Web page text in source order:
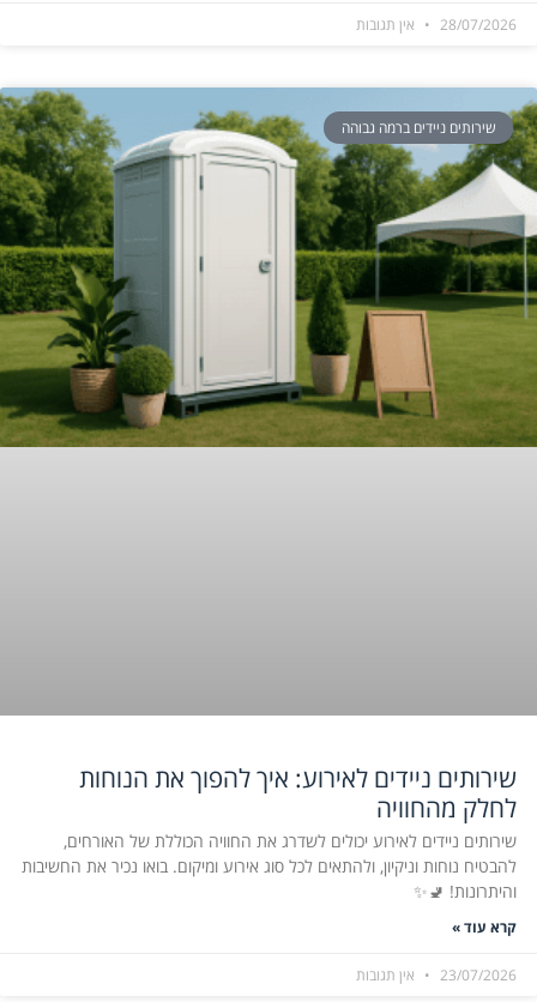
28/07/2026 אין תגובות
שירותים ניידים ברמה גבוהה
שירותים ניידים לאירוע: איך להפוך את הנוחות
לחלק מהחוויה
שירותים ניידים לאירוע יכולים לשדרג את החוויה הכוללת של האורחים,
להבטיח נוחות וניקיון, ולהתאים לכל סוג אירוע ומיקום. בואו נכיר את החשיבות
והיתרונות! 🚽✨
קרא עוד »
23/07/2026 אין תגובות